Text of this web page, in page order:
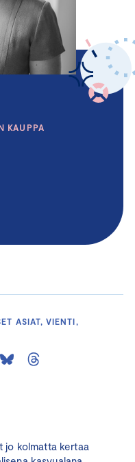
jo kolmatta kertaa
KAUPPA
ASIAT, VIENTI,